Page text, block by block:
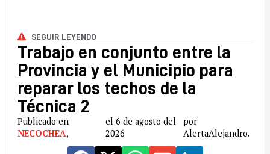
SEGUIR LEYENDO
Trabajo en conjunto entre la
Provincia y el Municipio para
reparar los techos de la
Técnica 2
Publicado en
NECOCHEA,
el 6 de agosto del
2026
por
AlertaAlejandro.